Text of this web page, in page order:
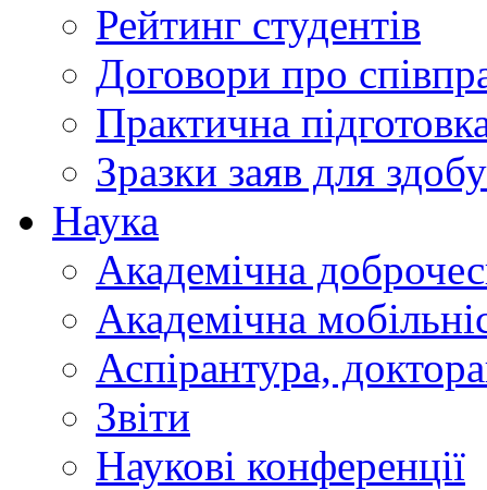
Рейтинг студентів
Договори про
Практична
Зразки заяв для
Наука
Академічна
Академічна
Аспірантура,
Звіти
Наукові конференції